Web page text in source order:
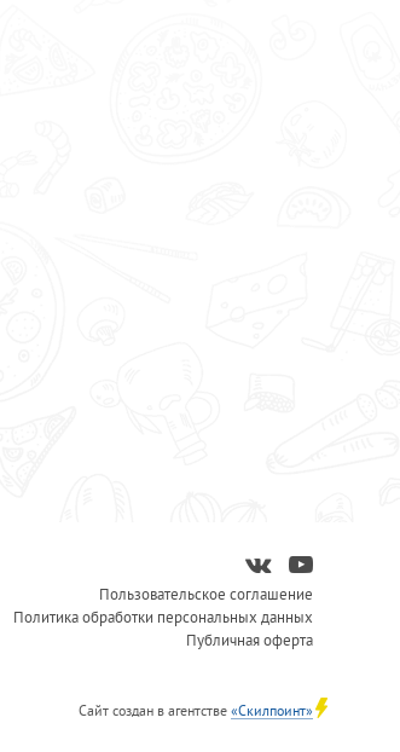
Пользовательское соглашение
Политика обработки персональных данных
Публичная оферта
Сайт создан в агентстве «Скилпоинт»